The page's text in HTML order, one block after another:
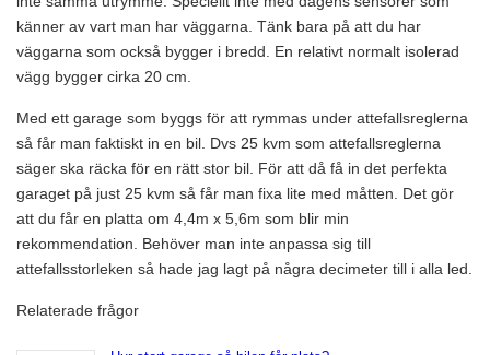
känner av vart man har väggarna. Tänk bara på att du har
väggarna som också bygger i bredd. En relativt normalt isolerad
vägg bygger cirka 20 cm.
Med ett garage som byggs för att rymmas under attefallsreglerna
så får man faktiskt in en bil. Dvs 25 kvm som attefallsreglerna
säger ska räcka för en rätt stor bil. För att då få in det perfekta
garaget på just 25 kvm så får man fixa lite med måtten. Det gör
att du får en platta om 4,4m x 5,6m som blir min
rekommendation. Behöver man inte anpassa sig till
attefallsstorleken så hade jag lagt på några decimeter till i alla led.
Relaterade frågor